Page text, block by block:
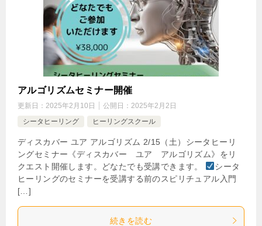
アルゴリズムセミナー開催
更新日： 2025年2月10日 公開日： 2025年2月2日
シータヒーリング
ヒーリングスクール
ディスカバー ユア アルゴリズム 2/15（土）シータヒーリ
ングセミナー《ディスカバー ユア アルゴリズム》をリ
クエスト開催します。どなたでも受講できます。
シータ
ヒーリングのセミナーを受講する前のスピリチュアル入門
[…]
続きを読む